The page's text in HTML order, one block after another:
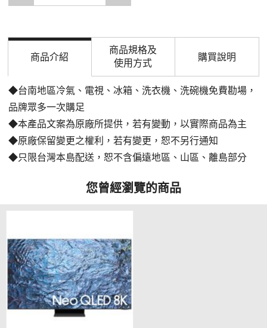
商品介紹
商品規格及
使用方式
購買說明
◆台南地區冷氣、電視、冰箱、洗衣機、洗碗機免費勘場 ，
品牌眾多一次購足
◆本產品文案為原廠所提供，若有變動，以實際商品為主
◆原廠保留變更之權利，若有變更，恕不另行通知
◆只限台灣本島配送，恕不含偏遠地區、山區、離島部分
您曾經瀏覽的商品